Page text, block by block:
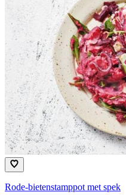
Rode-bietenstamppot met spek